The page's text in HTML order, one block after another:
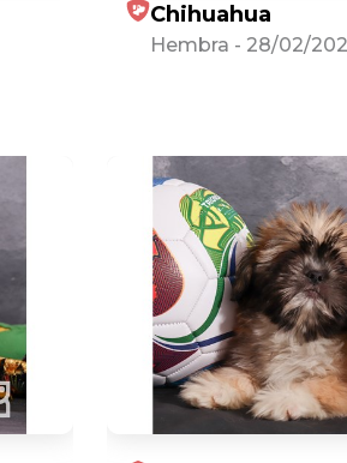
Chihuahua
Hembra - 28/02/